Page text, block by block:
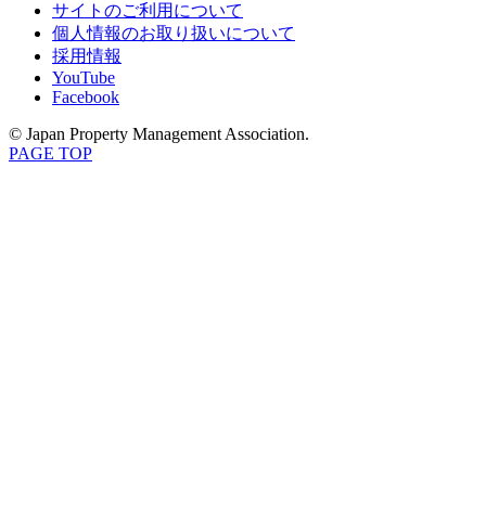
サイトのご利用について
個人情報のお取り扱いについて
採用情報
YouTube
Facebook
© Japan Property Management Association.
PAGE TOP